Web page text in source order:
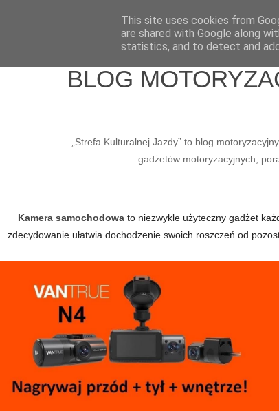
Wlepy Media O mnie Kontakt /
BLOG
„Strefa Kulturalnej Jazdy” to blog
gadżetów motoryzacyjnych,
Kamera samochodowato niezwykle użyteczny gadżet
zdecydowanie ułatwia dochodzenie swoich roszczeń od
This site uses cookies from
are shared with Google along
statistics, and to detect and